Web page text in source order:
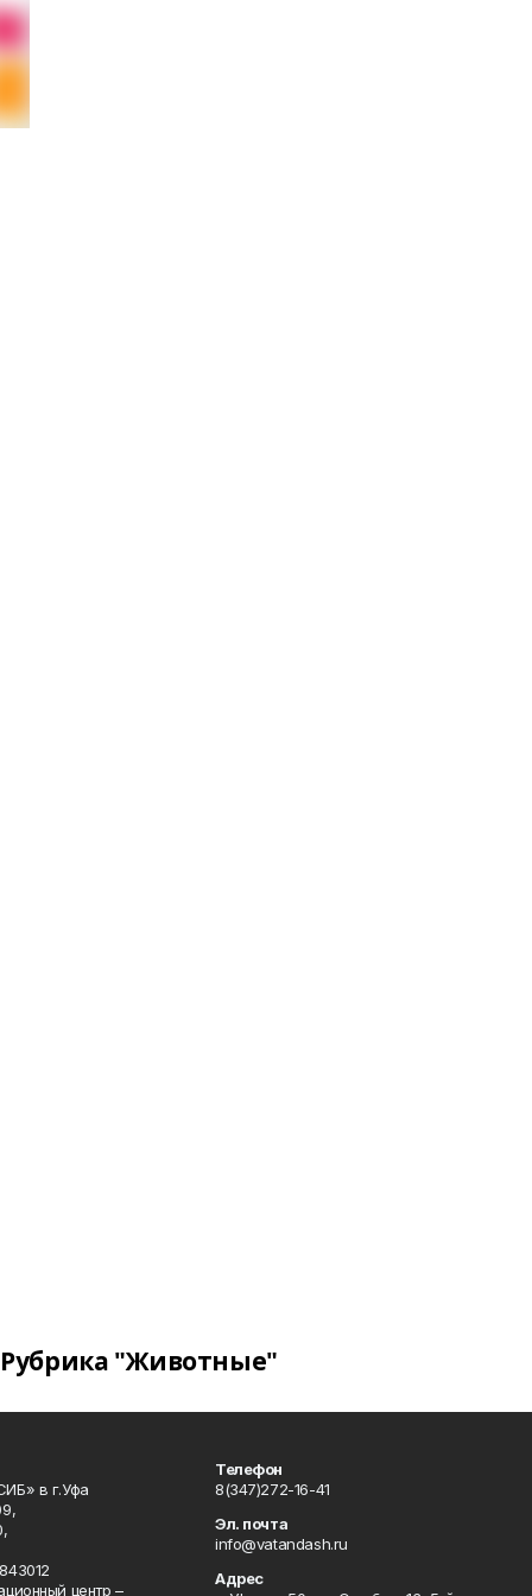
Рубрика "Животные"
в г.Уфа
центр –
Телефон
8(347)272-16-41
Эл. почта
info@vatandash.ru
Адрес